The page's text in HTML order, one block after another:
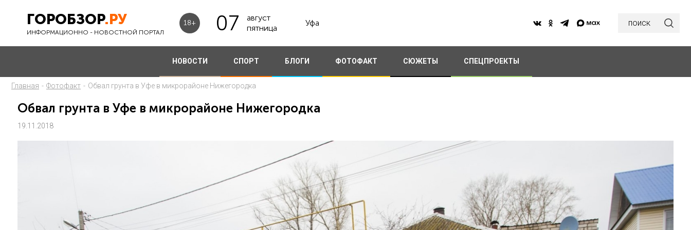
ГОРОБЗОР.РУ
ИНФОРМАЦИОННО - НОВОСТНОЙ ПОРТАЛ
18+ 07
август
пятница
Уфа поиск
НОВОСТИ СПОРТ БЛОГИ ФОТОФАКТ СЮЖЕТЫ СПЕЦПРОЕКТЫ
Главная - Фотофакт - Обвал грунта в Уфе в микрорайоне Нижегородка
Обвал грунта в Уфе в микрорайоне Нижегородка
19.11.2018